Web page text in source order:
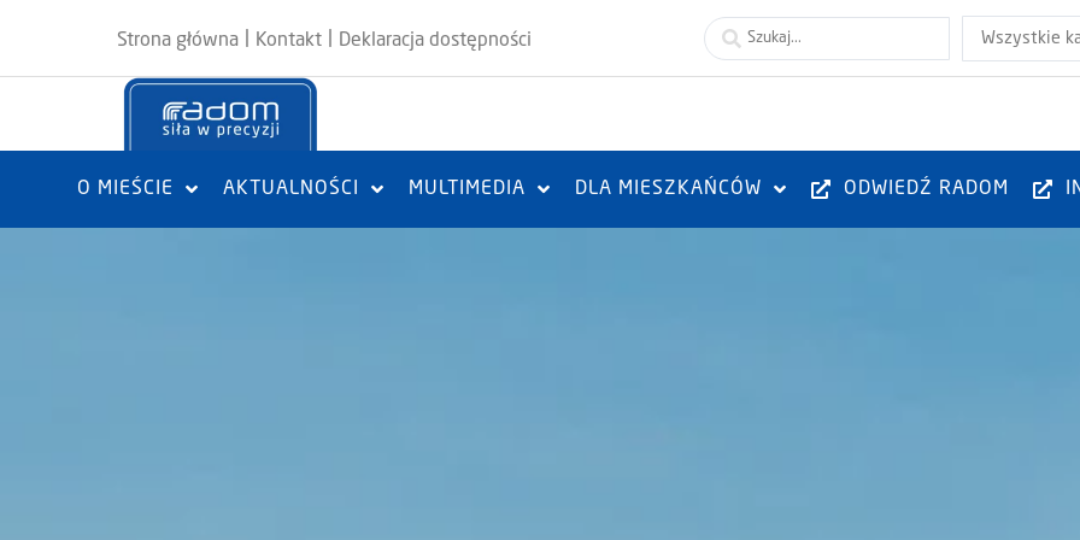
Strona główna Kontakt Deklaracja dostępności Wszystkie
O MIEŚCIE AKTUALNOŚCI MULTIMEDIA DLA MIESZKAŃCÓW ODWIEDŹ RADOM